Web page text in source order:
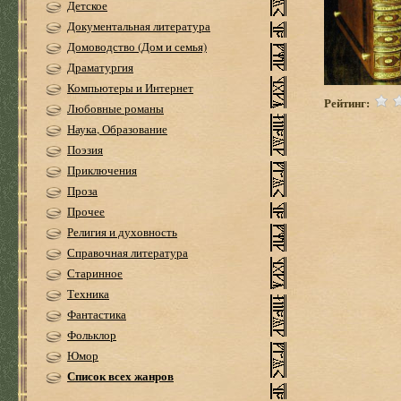
Детское
Документальная литература
Домоводство (Дом и семья)
Драматургия
Компьютеры и Интернет
Любовные романы
Наука, Образование
Поэзия
Приключения
Проза
Прочее
Религия и духовность
Справочная литература
Старинное
Техника
Фантастика
Фольклор
Юмор
Список всех жанров
Рейтинг: